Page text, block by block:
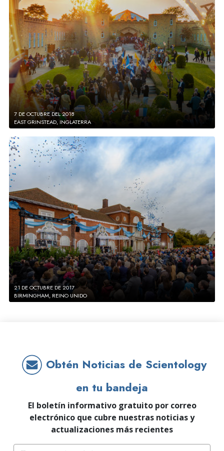
7 DE OCTUBRE DEL 2018
EAST GRINSTEAD, INGLATERRA
21 DE OCTUBRE DE 2017
BIRMINGHAM, REINO UNIDO
Obtén Noticias de Scientology
en tu bandeja
El boletín informativo gratuito por correo
electrónico que cubre nuestras noticias y
actualizaciones más recientes